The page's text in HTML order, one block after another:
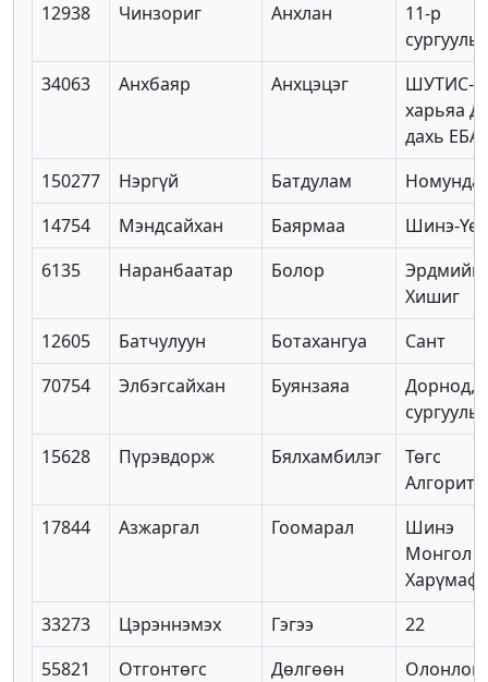
12938
Чинзориг Анхлан
11-р
сургууль
34063
Анхбаяр Анхцэцэг
ШУТИС-
харьяа
дахь
150277
Нэргүй Батдулам
14754
Мэндсайхан Баярмаа
Шинэ-Үе
6135
Наранбаатар Болор
Эрдмийн
Хишиг
12605
Батчулуун Ботахангуа
Сант
70754
Элбэгсайхан Буянзаяа
Дорнод,
сургууль
15628
Пүрэвдорж Бялхамбилэг
Төгс
Алгоритм
17844
Азжаргал Гоомарал
Шинэ
Монгол
33273
Цэрэннэмэх Гэгээ
22
55821
Отгонтөгс Дөлгөөн
Олонлог